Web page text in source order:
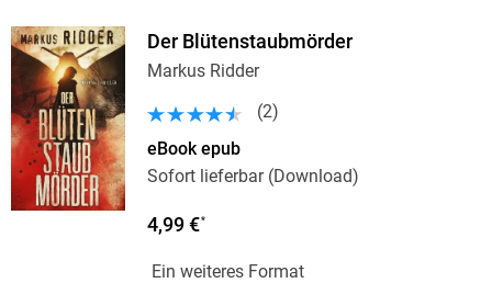
Der Blütenstaubmörder
Markus Ridder
(2)
eBook epub
Sofort lieferbar (Download)
4,99 €*
Ein weiteres Format